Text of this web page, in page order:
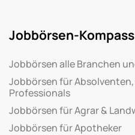
Jobbörsen-
Jobbörsen alle Branchen
Jobbörsen für
Professionals
Jobbörsen für Agrar &
Jobbörsen für Apotheker